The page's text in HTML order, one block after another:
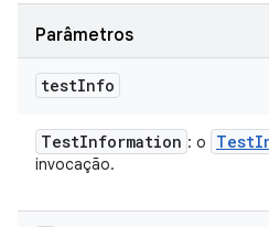
Parâmetros
testInfo
TestInformation : o Test
invocação.